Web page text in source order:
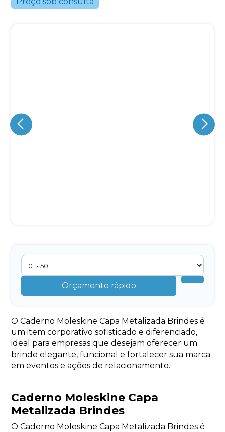
Orçamento rápido
O Caderno Moleskine Capa Metalizada Brindes é
um item corporativo sofisticado e diferenciado,
ideal para empresas que desejam oferecer um
brinde elegante, funcional e fortalecer sua marca
em eventos e ações de relacionamento.
Caderno Moleskine Capa
Metalizada Brindes
O Caderno Moleskine Capa Metalizada Brindes é